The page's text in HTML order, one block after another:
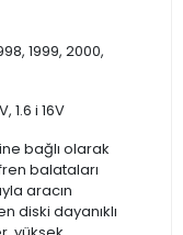
1999, 2000,
1.6 i 16V
bağlı olarak
balataları
aracın
diski dayanıklı